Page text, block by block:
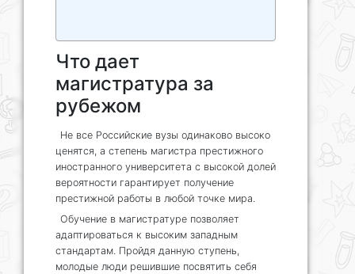
Что дает
магистратура за
рубежом
Не все Российские вузы одинаково высоко
ценятся, а степень магистра престижного
иностранного университета с высокой долей
вероятности гарантирует получение
престижной работы в любой точке мира.
Обучение в магистратуре позволяет
адаптироваться к высоким западным
стандартам. Пройдя данную ступень,
молодые люди решившие посвятить себя